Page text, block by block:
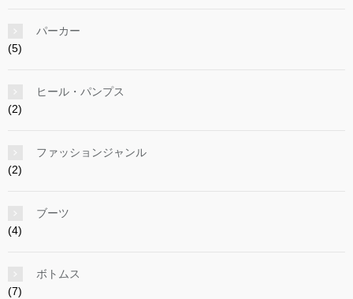
パーカー
(5)
ヒール・パンプス
(2)
ファッションジャンル
(2)
ブーツ
(4)
ボトムス
(7)